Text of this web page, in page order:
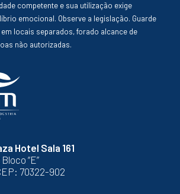
Hotel Sala 161
“E”
70322-902
competente e sua utilização exige
emocional. Observe a legislação. Guarde
locais separados, forado alcance de
não autorizadas.